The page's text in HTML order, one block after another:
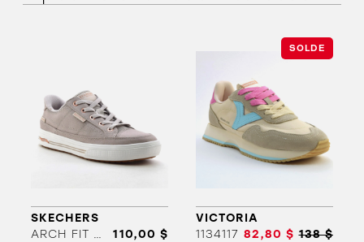
SKECHERS
ARCH FIT ARCADE
110,00 $
SOLDE
VICTORIA
1134117 82,80 $ 138 $